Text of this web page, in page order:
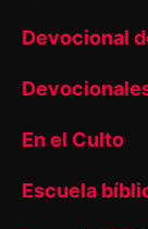
Devocional
En el Culto
Escuela